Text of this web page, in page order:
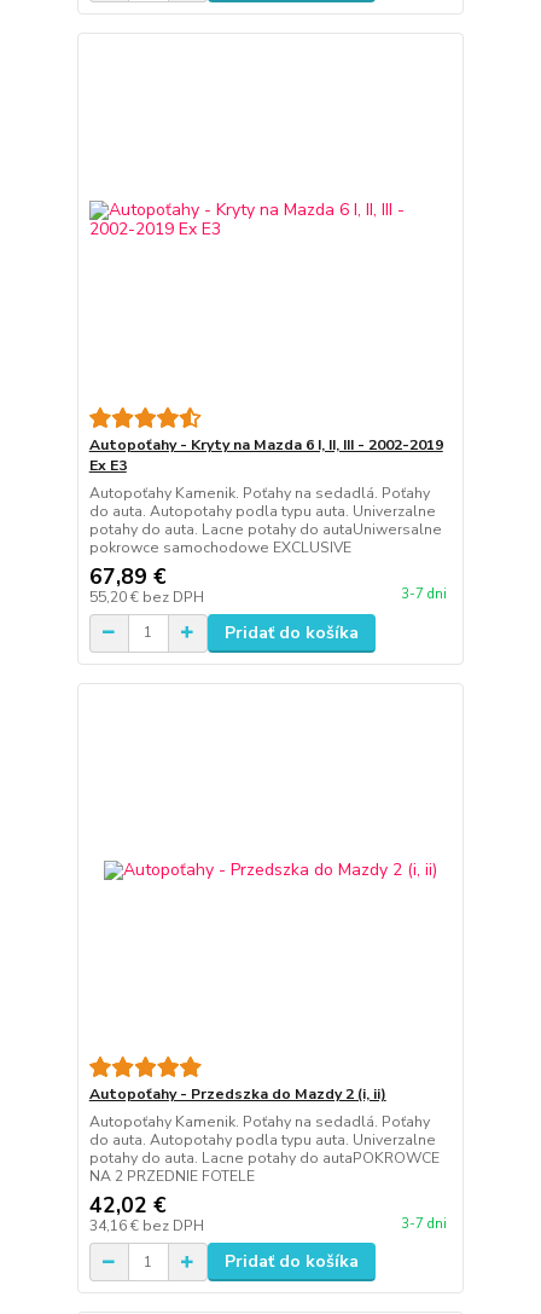
Autopoťahy - Kryty na Mazda 6 I, II, III - 2002-2019
Ex E3
Autopoťahy Kamenik. Poťahy na sedadlá. Poťahy
do auta. Autopotahy podla typu auta. Univerzalne
potahy do auta. Lacne potahy do autaUniwersalne
pokrowce samochodowe EXCLUSIVE
67,89 €
55,20 € bez DPH 3-7 dni
Pridať do košíka
Autopoťahy - Przedszka do Mazdy 2 (i, ii)
Autopoťahy Kamenik. Poťahy na sedadlá. Poťahy
do auta. Autopotahy podla typu auta. Univerzalne
potahy do auta. Lacne potahy do autaPOKROWCE
NA 2 PRZEDNIE FOTELE
42,02 €
34,16 € bez DPH 3-7 dni
Pridať do košíka